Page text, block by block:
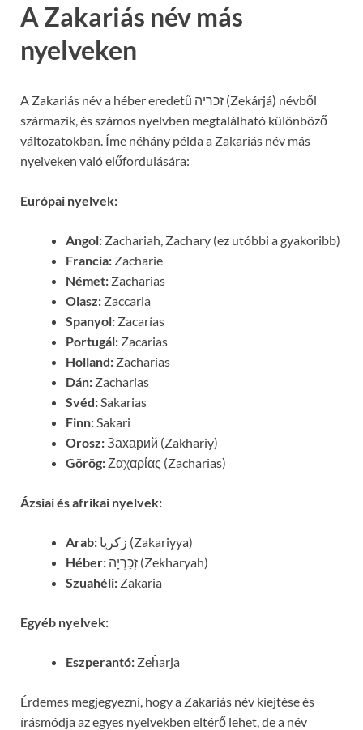
A Zakariás név más
nyelveken
A Zakariás név a héber eredetű זכריה (Zekárjá) névből
származik, és számos nyelvben megtalálható különböző
változatokban. Íme néhány példa a Zakariás név más
nyelveken való előfordulására:
Európai nyelvek:
Angol: Zachariah, Zachary (ez utóbbi a gyakoribb)
Francia: Zacharie
Német: Zacharias
Olasz: Zaccaria
Spanyol: Zacarías
Portugál: Zacarias
Holland: Zacharias
Dán: Zacharias
Svéd:Sakarias
Finn:Sakari
Orosz:Захарий (Zakhariy)
Görög:Ζαχαρίας (Zacharias)
Ázsiai és afrikai nyelvek:
Arab:
زكريا (Zakariyya)
Héber:
זְכַרְיָה (Zekharyah)
Szuahéli: Zakaria
Egyéb nyelvek:
Eszperantó: Zeĥarja
Érdemes megjegyezni, hogy a Zakariás név kiejtése és
írásmódja az egyes nyelvekben eltérő lehet, de a név